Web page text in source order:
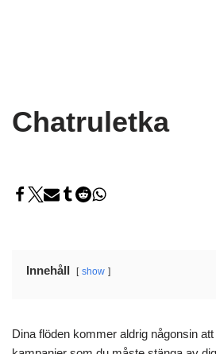
Chatruletka
Innehåll show
Dina flöden kommer aldrig någonsin